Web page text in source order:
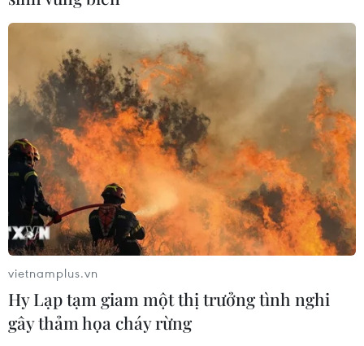
TIN CÙNG CHUYÊN MỤC
Bế mạc Hội thi lực lượng tham gia
bảo vệ an ninh, trật tự ở cơ sở giỏi
toàn quốc
07/08/2026 15:57
7 học sinh đội tuyển Việt Nam đoạt
vietnamplus.vn
Hy Lạp tạm giam một thị trưởng tình nghi
gây thảm họa cháy rừng